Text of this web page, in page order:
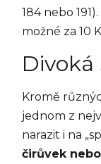
184 nebo
možné za 10
Divoká
Kromě
jednom z
narazit i na
čirůvek